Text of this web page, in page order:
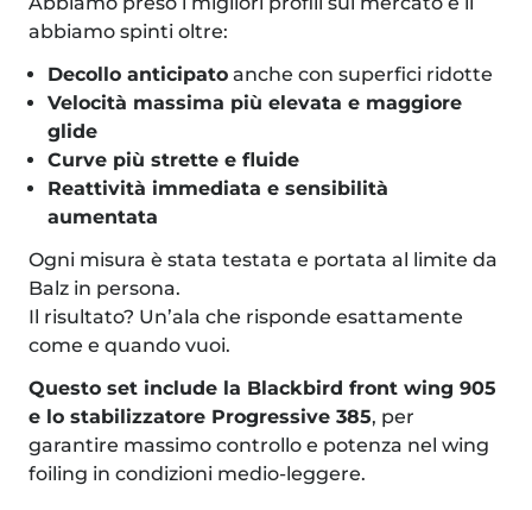
abbiamo spinti oltre:
Decollo anticipato anche con superfici ridotte
Velocità massima più elevata e maggiore
glide
Curve più strette e fluide
Reattività immediata e sensibilità
aumentata
Ogni misura è stata testata e portata al limite da
Balz in persona.
Il risultato? Un’ala che risponde esattamente
come e quando vuoi.
Questo set include la Blackbird front wing 905
e lo stabilizzatore Progressive 385, per
garantire massimo controllo e potenza nel wing
foiling in condizioni medio-leggere.